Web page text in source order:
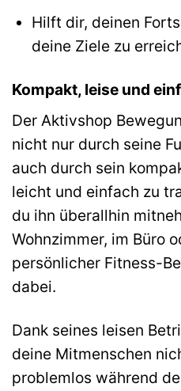
Hilft dir, deinen
deine Ziele zu
Kompakt, leise und
Der Aktivshop
nicht nur durch seine
auch durch sein
leicht und einfach zu
du ihn überallhin
Wohnzimmer, im Büro
persönlicher Fitness-
dabei.
Dank seines leisen
deine Mitmenschen
problemlos während